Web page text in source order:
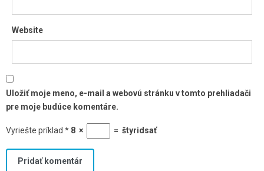
Website
Uložiť moje meno, e-mail a webovú stránku v tomto prehliadači
pre moje budúce komentáre.
Vyriešte príklad * 8 × = štyridsať